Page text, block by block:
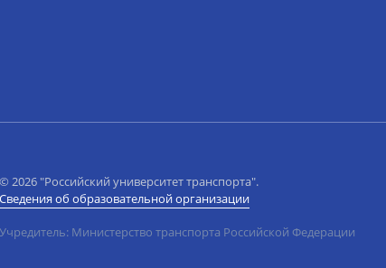
© 2026 "Российский университет транспорта".
Сведения об образовательной организации
Учредитель: Министерство транспорта Российской Федерации